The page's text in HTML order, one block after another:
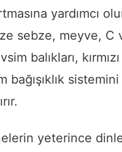
yardımcı
sebze, meyve, C
balıkları,
bağışıklık
yeterince